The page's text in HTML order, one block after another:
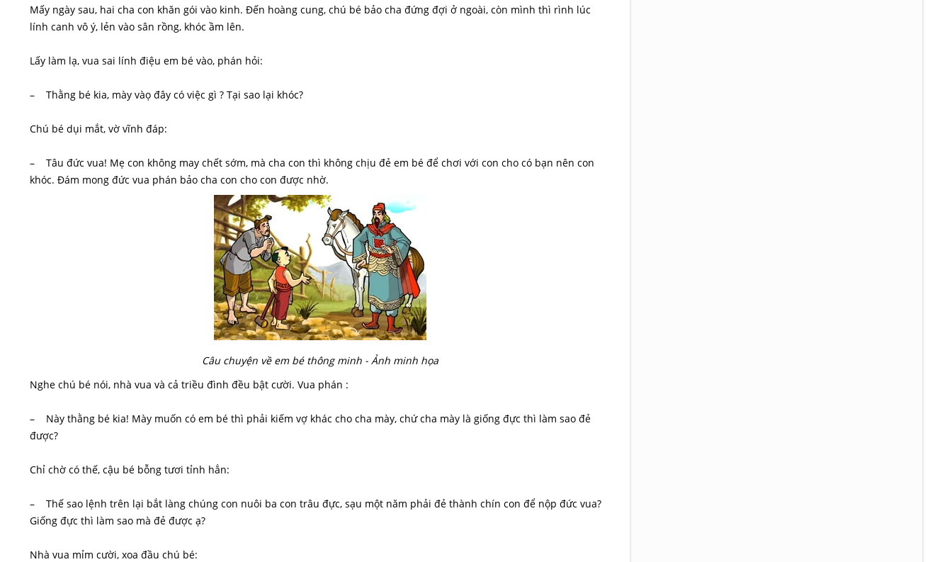
Mấy ngày sau, hai cha con khăn gói vào kinh. Đến hoàng cung, chú bé bảo cha đứng đợi ở ngoài, còn mình thì rình lúc
lính canh vô ý, lẻn vào sân rồng, khóc ầm lên.
Lấy làm lạ, vua sai lính điệu em bé vào, phán hỏi:
– Thằng bé kia, mày vàọ đây có việc gì ? Tại sao lại khóc?
Chú bé dụi mắt, vờ vĩnh đáp:
– Tâu đức vua! Mẹ con không may chết sớm, mà cha con thì không chịu đẻ em bé để chơi với con cho có bạn nên con
khóc. Đám mong đức vua phán bảo cha con cho con được nhờ.
Câu chuyện về em bé thông minh - Ảnh minh họa
Nghe chú bé nói, nhà vua và cả triều đình đều bật cười. Vua phán :
– Này thằng bé kia! Mày muốn có em bé thì phải kiếm vợ khác cho cha mày, chứ cha mày là giống đực thì làm sao đẻ
được?
Chỉ chờ có thế, cậu bé bỗng tươi tỉnh hẳn:
– Thế sao lệnh trên lại bắt làng chúng con nuôi ba con trâu đực, sạu một năm phải đẻ thành chín con để nộp đức vua?
Giống đực thì làm sao mà đẻ được ạ?
Nhà vua mỉm cười, xoa đầu chú bé: